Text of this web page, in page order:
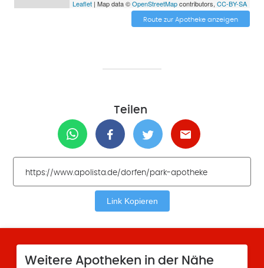
Leaflet| Map data ©OpenStreetMapcontributors, CC-BY-SA
Route zur Apotheke anzeigen
Teilen
Link Kopieren
Weitere Apotheken in der Nähe